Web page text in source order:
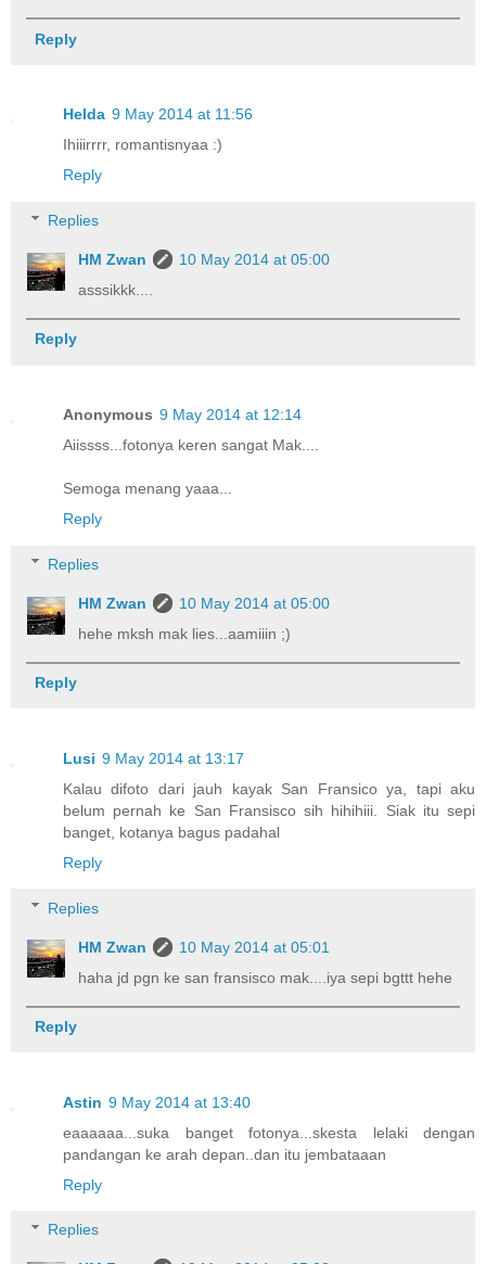
Reply
Helda 9 May 2014 at 11:56
Ihiiirrrr, romantisnyaa :)
Reply
Replies
HM Zwan
10 May 2014 at 05:00
asssikkk....
Reply
Anonymous 9 May 2014 at 12:14
Aiissss...fotonya keren sangat Mak....
Semoga menang yaaa...
Reply
Replies
HM Zwan
10 May 2014 at 05:00
hehe mksh mak lies...aamiiin ;)
Reply
Lusi 9 May 2014 at 13:17
Kalau difoto dari jauh kayak San Fransico ya, tapi aku
belum pernah ke San Fransisco sih hihihiii. Siak itu sepi
banget, kotanya bagus padahal
Reply
Replies
HM Zwan
10 May 2014 at 05:01
haha jd pgn ke san fransisco mak....iya sepi bgttt hehe
Reply
Astin 9 May 2014 at 13:40
eaaaaaa...suka banget fotonya...skesta lelaki dengan
pandangan ke arah depan..dan itu jembataaan
Reply
Replies